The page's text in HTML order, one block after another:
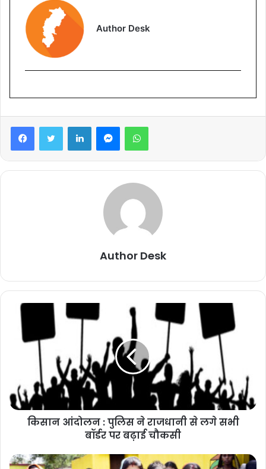
Author Desk
Author Desk
किसान आंदोलन : पुलिस ने राजधानी से लगे सभी
बॉर्डर पर बढ़ाई चौकसी